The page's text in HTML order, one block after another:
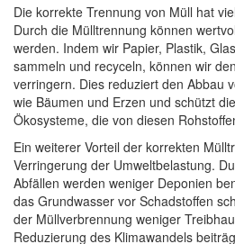
Die korrekte Trennung von Müll hat
Durch die Mülltrennung können
werden. Indem wir Papier, Plastik,
sammeln und recyceln, können wir
verringern. Dies reduziert den Abbau
wie Bäumen und Erzen und schützt
Ökosysteme, die von diesen
Ein weiterer Vorteil der korrekten
Verringerung der Umweltbelastung.
Abfällen werden weniger Deponien
das Grundwasser vor Schadstoffen
der Müllverbrennung weniger
Reduzierung des Klimawandels